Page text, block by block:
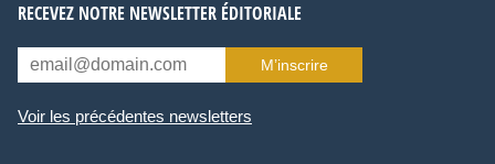
RECEVEZ NOTRE NEWSLETTER ÉDITORIALE
M’inscrire
Voir les précédentes newsletters